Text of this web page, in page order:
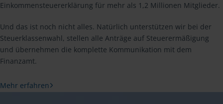
Einkommensteuererklärung für mehr als 1,2 Millionen Mitglieder.
Und das ist noch nicht alles. Natürlich unterstützen wir bei der
Steuerklassenwahl, stellen alle Anträge auf Steuerermäßigung
und übernehmen die komplette Kommunikation mit dem
Finanzamt.
Mehr erfahren